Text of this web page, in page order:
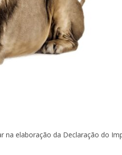
elaboração da Declaração do